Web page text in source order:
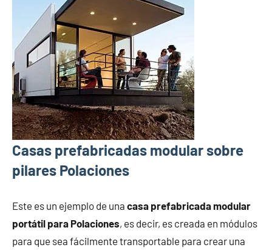
Casas prefabricadas modular sobre
pilares Polaciones
Este es un ejemplo de una casa prefabricada modular
portátil para Polaciones, es decir, es creada en módulos
para que sea fácilmente transportable para crear una